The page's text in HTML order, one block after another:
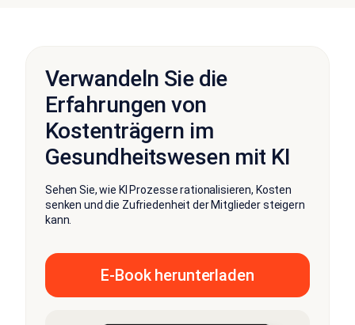
Verwandeln Sie die
Erfahrungen von
Kostenträgern im
Gesundheitswesen mit KI
Sehen Sie, wie KI Prozesse rationalisieren, Kosten
senken und die Zufriedenheit der Mitglieder steigern
kann.
E-Book herunterladen